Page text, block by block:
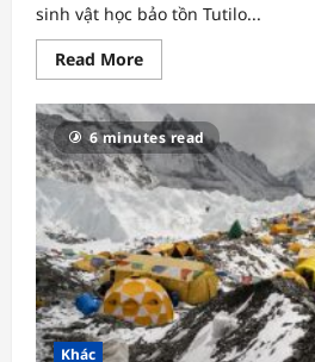
sinh vật học bảo tồn Tutilo...
Read MoreRead
more
Biến
bẫy
dây
thành
tác
phẩm
nghệ
thuật
6 minutes read
Khác